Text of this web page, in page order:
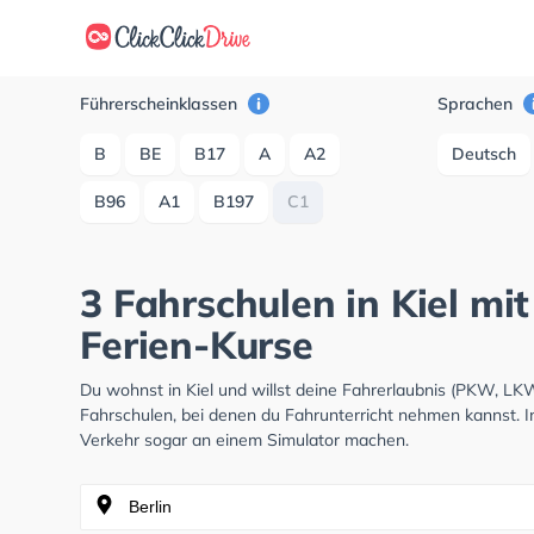
Führerscheinklassen
B BE B17 A A2
B96 A1 B197 C1
Sprachen
Deutsch
3 Fahrschulen in Kiel
Ferien-Kurse
Du wohnst in Kiel und willst deine Fahrerlaubnis (PKW,
Fahrschulen, bei denen du Fahrunterricht nehmen
Verkehr sogar an einem Simulator machen.